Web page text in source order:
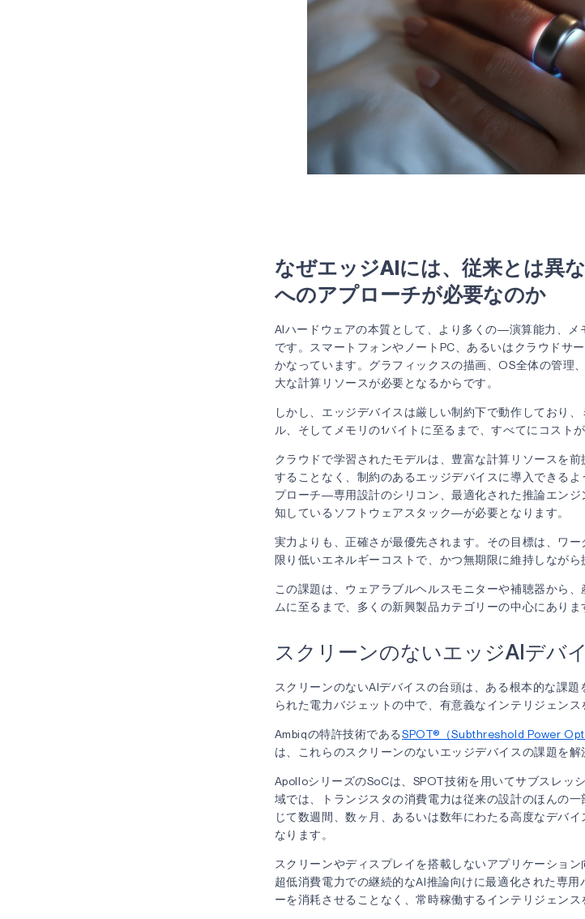
なぜエッジAIには、従来とは異
へのアプローチが必要なのか
AIハードウェアの本質として、より多くの―演算能力、
です。スマートフォンやノートPC、あるいはクラウドサ
かなっています。グラフィックスの描画、OS全体の管理
大な計算リソースが必要となるからです。
しかし、エッジデバイスは厳しい制約下で動作しており
ル、そしてメモリの1バイトに至るまで、すべてにコストが
クラウドで学習されたモデルは、豊富な計算リソースを
することなく、制約のあるエッジデバイスに導入できる
プローチ―専用設計のシリコン、最適化された推論エン
知しているソフトウェアスタック―が必要となります。
実力よりも、正確さが最優先されます。その目標は、ワ
限り低いエネルギーコストで、かつ無期限に維持しながら
この課題は、ウェアラブルヘルスモニターや補聴器から
ムに至るまで、多くの新興製品カテゴリーの中心にありま
スクリーンのないエッジAIデバ
スクリーンのないAIデバイスの台頭は、ある根本的な課
られた電力バジェットの中で、有意義なインテリジェンス
Ambiqの特許技術であるSPOT®（Subthreshold Power
は、これらのスクリーンのないエッジデバイスの課題を解
ApolloシリーズのSoCは、SPOT技術を用いてサブスレッ
域では、トランジスタの消費電力は従来の設計のほんの
じて数週間、数ヶ月、あるいは数年にわたる高度なデバ
なります。
スクリーンやディスプレイを搭載しないアプリケーション
超低消費電力での継続的なAI推論向けに最適化された専
ーを消耗させることなく、常時稼働するインテリジェンス